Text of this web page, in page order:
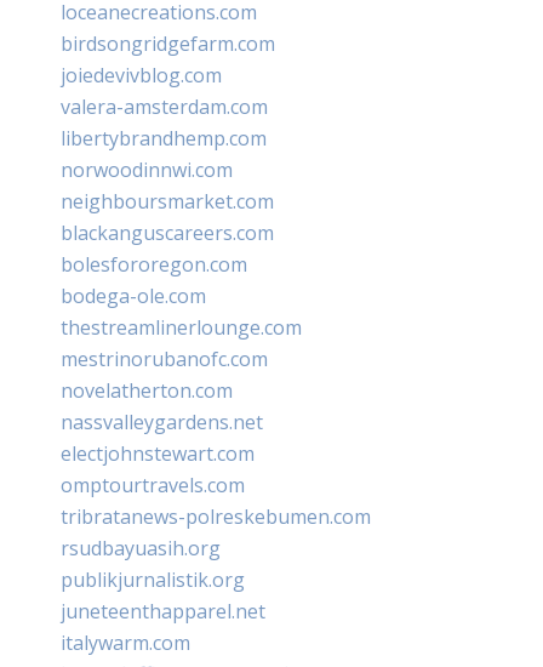
loceanecreations.com
birdsongridgefarm.com
joiedevivblog.com
valera-amsterdam.com
libertybrandhemp.com
norwoodinnwi.com
neighboursmarket.com
blackanguscareers.com
bolesfororegon.com
bodega-ole.com
thestreamlinerlounge.com
mestrinorubanofc.com
novelatherton.com
nassvalleygardens.net
electjohnstewart.com
omptourtravels.com
tribratanews-polreskebumen.com
rsudbayuasih.org
publikjurnalistik.org
juneteenthapparel.net
italywarm.com